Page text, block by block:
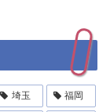
埼玉 福岡